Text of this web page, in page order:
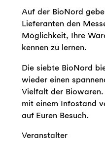
Auf der BioNord
Lieferanten den
Möglichkeit, Ihre
kennen zu lernen.
Die siebte BioNord
wieder einen
Vielfalt der
mit einem Infostand
auf Euren Besuch.
Veranstalter